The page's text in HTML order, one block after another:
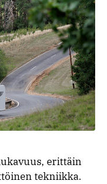
erittäin
tekniikka.